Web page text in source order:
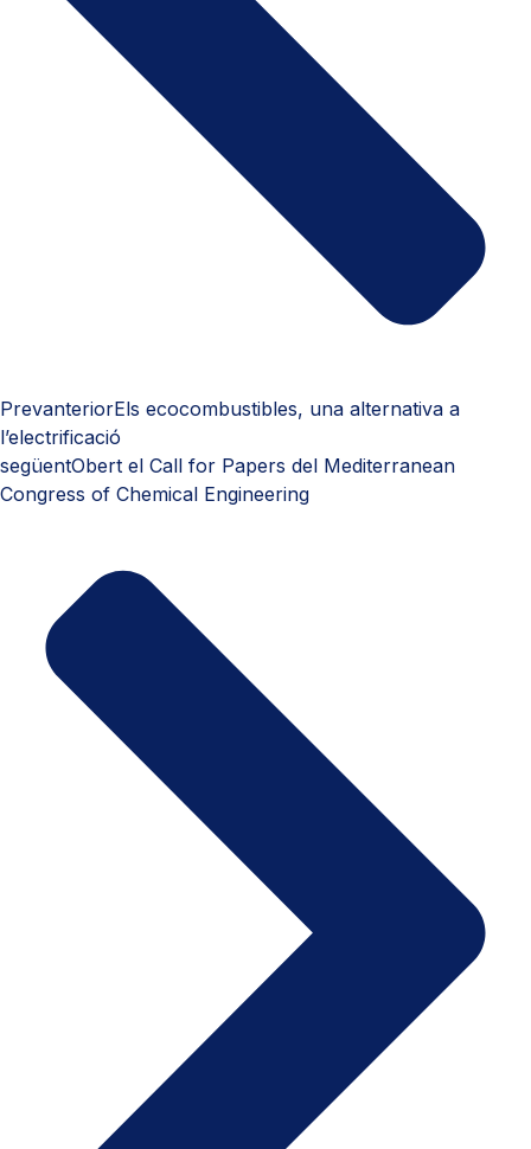
PrevanteriorEls ecocombustibles, una alternativa a
l’electrificació
següentObert el Call for Papers del Mediterranean
Congress of Chemical Engineering